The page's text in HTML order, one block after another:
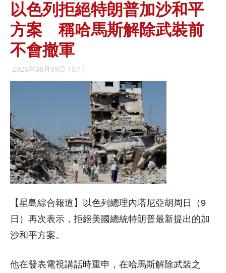
以色列拒絕特朗普加沙和平
方案 稱哈馬斯解除武裝前
不會撤軍
2026年08月09日 15:11
【星島綜合報道】以色列總理內塔尼亞胡周日（9
日）再次表示，拒絕美國總統特朗普最新提出的加
沙和平方案。
他在發表電視講話時重申，在哈馬斯解除武裝之